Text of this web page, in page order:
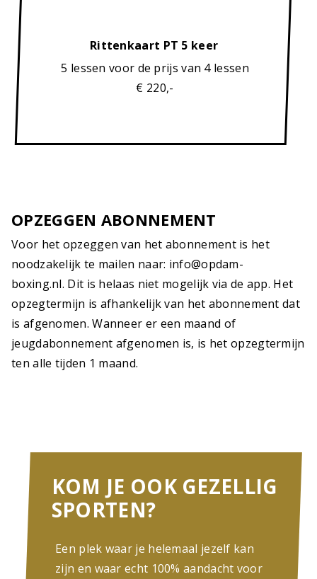
Rittenkaart PT 5 keer
5 lessen voor de prijs van 4 lessen
€ 220,-
OPZEGGEN ABONNEMENT
Voor het opzeggen van het abonnement is het
noodzakelijk te mailen naar: info@opdam-
boxing.nl. Dit is helaas niet mogelijk via de app. Het
opzegtermijn is afhankelijk van het abonnement dat
is afgenomen. Wanneer er een maand of
jeugdabonnement afgenomen is, is het opzegtermijn
ten alle tijden 1 maand.
KOM JE OOK GEZELLIG
SPORTEN?
Een plek waar je helemaal jezelf kan
zijn en waar echt 100% aandacht voor